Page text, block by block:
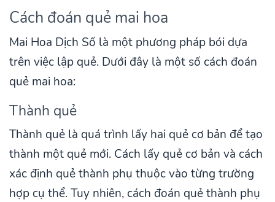
Cách đoán quẻ mai hoa
Mai Hoa Dịch Số là một phương pháp bói dựa
trên việc lập quẻ. Dưới đây là một số cách đoán
quẻ mai hoa:
Thành quẻ
Thành quẻ là quá trình lấy hai quẻ cơ bản để tạo
thành một quẻ mới. Cách lấy quẻ cơ bản và cách
xác định quẻ thành phụ thuộc vào từng trường
hợp cụ thể. Tuy nhiên, cách đoán quẻ thành phụ